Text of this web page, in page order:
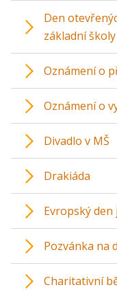
Den
základní
Oznámení o
Oznámení o
Divadlo v MŠ
Drakiáda
Evropský
Pozvánka na
Charitativní